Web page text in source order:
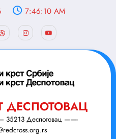
7:46:11 AM
ДЕСПОТОВАЦ
Деспотовац ——-